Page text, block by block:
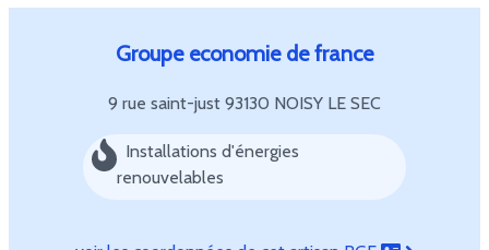
Groupe economie de france
9 rue saint-just 93130 NOISY LE SEC
Installations d'énergies
renouvelables